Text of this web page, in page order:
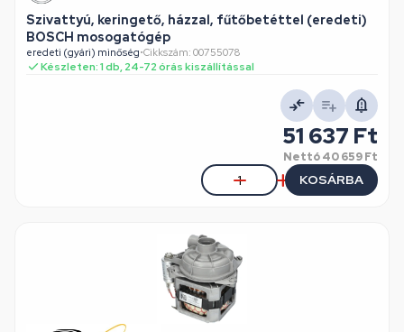
Szivattyú, keringető, házzal, fűtőbetéttel (eredeti)
BOSCH mosogatógép
eredeti (gyári) minőség•Cikkszám: 00755078
Készleten: 1 db, 24-72 órás kiszállítással
51 637 Ft
Nettó40 659 Ft
KOSÁRBA